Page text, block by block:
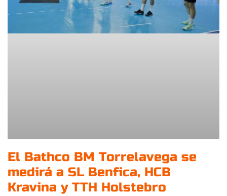
El Bathco BM Torrelavega se
medirá a SL Benfica, HCB
Kravina y TTH Holstebro